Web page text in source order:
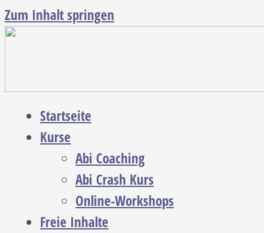
Zum Inhalt springen
Startseite
Kurse
Abi Coaching
Abi Crash Kurs
Online-Workshops
Freie Inhalte